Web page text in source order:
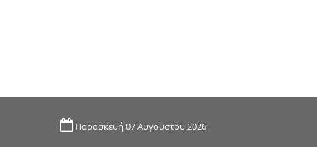
Παρασκευή 07 Αυγούστου 2026